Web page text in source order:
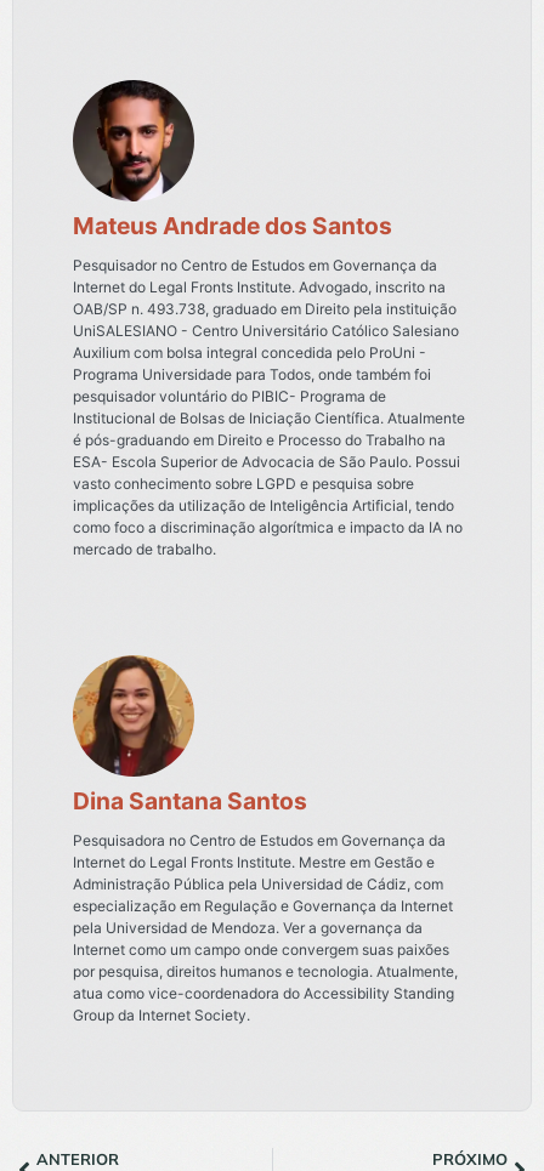
Mateus Andrade dos Santos
Pesquisador no Centro de Estudos em Governança da
Internet do Legal Fronts Institute. Advogado, inscrito na
OAB/SP n. 493.738, graduado em Direito pela instituição
UniSALESIANO - Centro Universitário Católico Salesiano
Auxilium com bolsa integral concedida pelo ProUni -
Programa Universidade para Todos, onde também foi
pesquisador voluntário do PIBIC- Programa de
Institucional de Bolsas de Iniciação Científica. Atualmente
é pós-graduando em Direito e Processo do Trabalho na
ESA- Escola Superior de Advocacia de São Paulo. Possui
vasto conhecimento sobre LGPD e pesquisa sobre
implicações da utilização de Inteligência Artificial, tendo
como foco a discriminação algorítmica e impacto da IA no
mercado de trabalho.
Dina Santana Santos
Pesquisadora no Centro de Estudos em Governança da
Internet do Legal Fronts Institute. Mestre em Gestão e
Administração Pública pela Universidad de Cádiz, com
especialização em Regulação e Governança da Internet
pela Universidad de Mendoza. Ver a governança da
Internet como um campo onde convergem suas paixões
por pesquisa, direitos humanos e tecnologia. Atualmente,
atua como vice-coordenadora do Accessibility Standing
Group da Internet Society.
ANTERIOR PRÓXIMO